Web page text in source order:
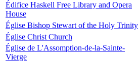
Édifice Haskell Free Library and Opera
House
Église Bishop Stewart of the Holy Trinity
Église Christ Church
Église de L'Assomption-de-la-Sainte-
Vierge